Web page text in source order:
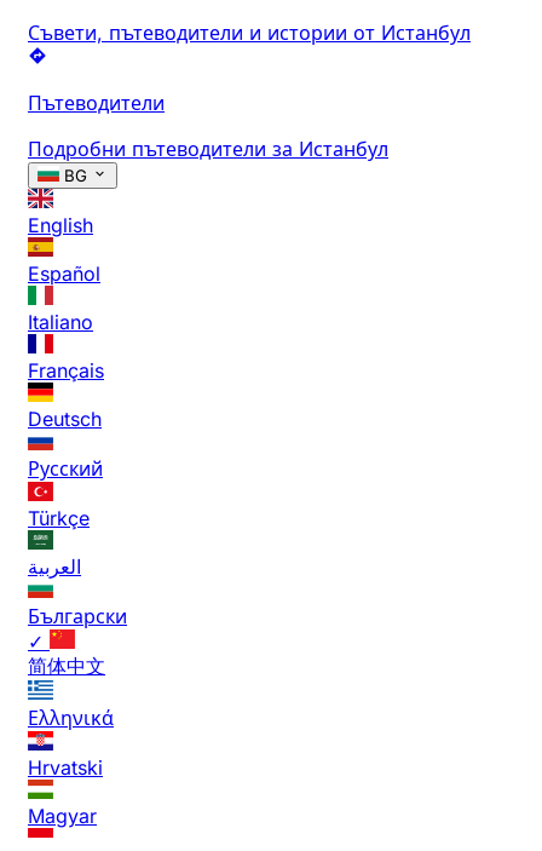
Съвети, пътеводители и истории от Истанбул
Пътеводители
Подробни пътеводители за Истанбул
BG
English
Español
Italiano
Français
Deutsch
Русский
Türkçe
العربية
Български
✓
简体中文
Ελληνικά
Hrvatski
Magyar